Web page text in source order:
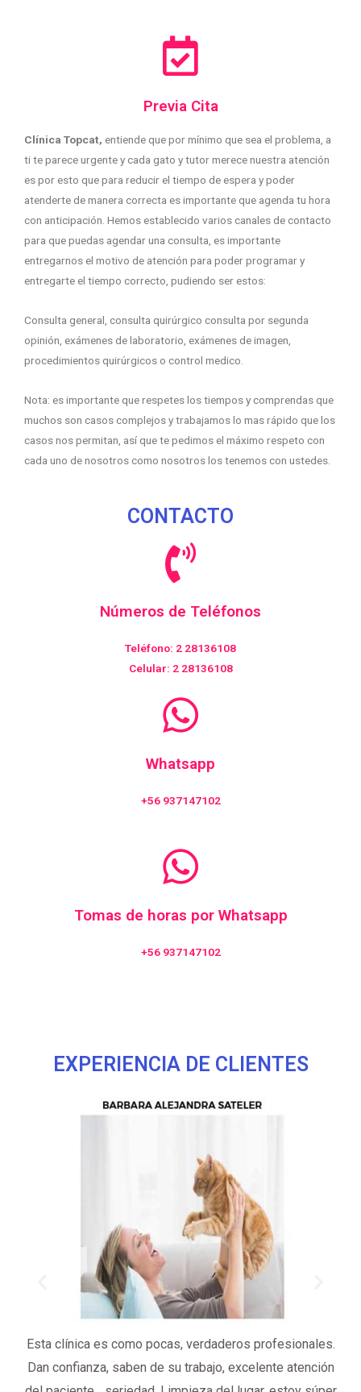
Previa Cita
Clínica Topcat, entiende que por mínimo que sea el problema, a
ti te parece urgente y cada gato y tutor merece nuestra atención
es por esto que para reducir el tiempo de espera y poder
atenderte de manera correcta es importante que agenda tu hora
con anticipación. Hemos establecido varios canales de contacto
para que puedas agendar una consulta, es importante
entregarnos el motivo de atención para poder programar y
entregarte el tiempo correcto, pudiendo ser estos:
Consulta general, consulta quirúrgico consulta por segunda
opinión, exámenes de laboratorio, exámenes de imagen,
procedimientos quirúrgicos o control medico.
Nota: es importante que respetes los tiempos y comprendas que
muchos son casos complejos y trabajamos lo mas rápido que los
casos nos permitan, así que te pedimos el máximo respeto con
cada uno de nosotros como nosotros los tenemos con ustedes.
CONTACTO
Números de Teléfonos
Teléfono: 2 28136108
Celular: 2 28136108
Whatsapp
+56 937147102
Tomas de horas por Whatsapp
+56 937147102
EXPERIENCIA DE CLIENTES
Esta clínica es como pocas, verdaderos profesionales.
Dan confianza, saben de su trabajo, excelente atención